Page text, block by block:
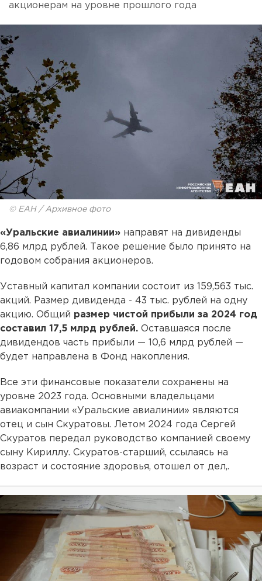
акционерам на уровне прошлого года
© ЕАН / Архивное фото
«Уральские авиалинии» направят на дивиденды
6,86 млрд рублей. Такое решение было принято на
годовом собрания акционеров.
Уставный капитал компании состоит из 159,563 тыс.
акций. Размер дивиденда - 43 тыс. рублей на одну
акцию. Общий размер чистой прибыли за 2024 год
составил 17,5 млрд рублей. Оставшаяся после
дивидендов часть прибыли — 10,6 млрд рублей —
будет направлена в Фонд накопления.
Все эти финансовые показатели сохранены на
уровне 2023 года. Основными владельцами
авиакомпании «Уральские авиалинии» являются
отец и сын Скуратовы. Летом 2024 года Сергей
Скуратов передал руководство компанией своему
сыну Кириллу. Скуратов-старший, ссылаясь на
возраст и состояние здоровья, отошел от дел,.